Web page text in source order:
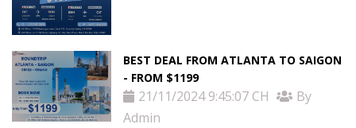
tức
Liên
Hệ
BEST DEAL FROM ATLANTA TO SAIGON
- FROM $1199
21/11/2024 9:45:07 CH
By
Admin